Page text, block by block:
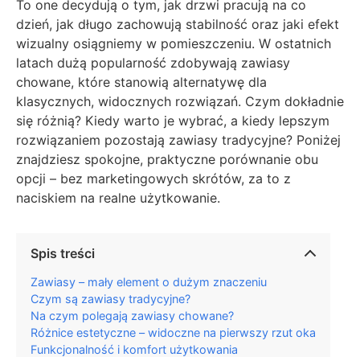
To one decydują o tym, jak drzwi pracują na co
dzień, jak długo zachowują stabilność oraz jaki efekt
wizualny osiągniemy w pomieszczeniu. W ostatnich
latach dużą popularność zdobywają zawiasy
chowane, które stanowią alternatywę dla
klasycznych, widocznych rozwiązań. Czym dokładnie
się różnią? Kiedy warto je wybrać, a kiedy lepszym
rozwiązaniem pozostają zawiasy tradycyjne? Poniżej
znajdziesz spokojne, praktyczne porównanie obu
opcji – bez marketingowych skrótów, za to z
naciskiem na realne użytkowanie.
Spis treści
Zawiasy – mały element o dużym znaczeniu
Czym są zawiasy tradycyjne?
Na czym polegają zawiasy chowane?
Różnice estetyczne – widoczne na pierwszy rzut oka
Funkcjonalność i komfort użytkowania